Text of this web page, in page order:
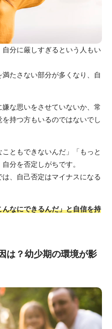
分に厳しすぎるという人もい
たさない部分が多くなり、自
な思いをさせていないか、常
持つ方もいるのではないでし
ともできないんだ」「もっと
分を否定しがちです。
、自己否定はマイナスになる
なにできるんだ」と自信を持
は？幼少期の環境が影